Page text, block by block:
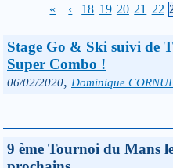
« ‹ 18 19 20 21 22
Stage Go & Ski suivi de
Super Combo !
06/02/2020, Dominique
9 ème Tournoi du Mans